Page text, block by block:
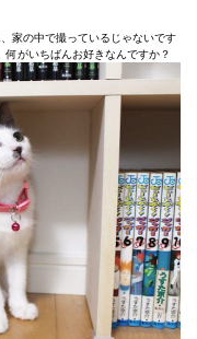
家の中で撮っているじゃないです
がいちばんお好きなんですか？